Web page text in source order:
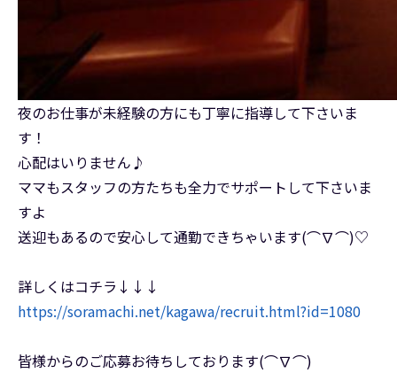
夜のお仕事が未経験の方にも丁寧に指導して下さいま
す！
心配はいりません♪
ママもスタッフの方たちも全力でサポートして下さいま
すよ
送迎もあるので安心して通勤できちゃいます(⌒∇⌒)♡
詳しくはコチラ↓↓↓
https://soramachi.net/kagawa/recruit.html?id=1080
皆様からのご応募お待ちしております(⌒∇⌒)